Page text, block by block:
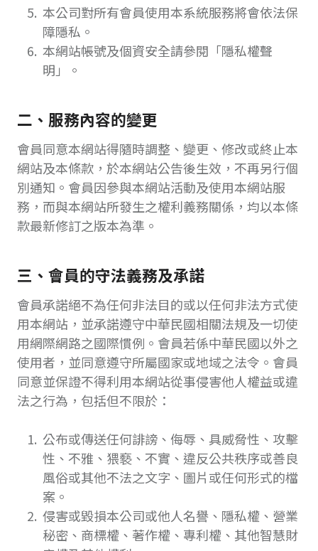
本公司對所有會員使用本系統服務將會依法保
障隱私。
本網站帳號及個資安全請參閱「隱私權聲
明」。
二、服務內容的變更
會員同意本網站得隨時調整、變更、修改或終止本
網站及本條款，於本網站公告後生效，不再另行個
別通知。會員因參與本網站活動及使用本網站服
務，而與本網站所發生之權利義務關係，均以本條
款最新修訂之版本為準。
三、會員的守法義務及承諾
會員承諾絕不為任何非法目的或以任何非法方式使
用本網站，並承諾遵守中華民國相關法規及一切使
用網際網路之國際慣例。會員若係中華民國以外之
使用者，並同意遵守所屬國家或地域之法令。會員
同意並保證不得利用本網站從事侵害他人權益或違
法之行為，包括但不限於：
公布或傳送任何誹謗、侮辱、具威脅性、攻擊
性、不雅、猥褻、不實、違反公共秩序或善良
風俗或其他不法之文字、圖片或任何形式的檔
案。
侵害或毀損本公司或他人名譽、隱私權、營業
秘密、商標權、著作權、專利權、其他智慧財